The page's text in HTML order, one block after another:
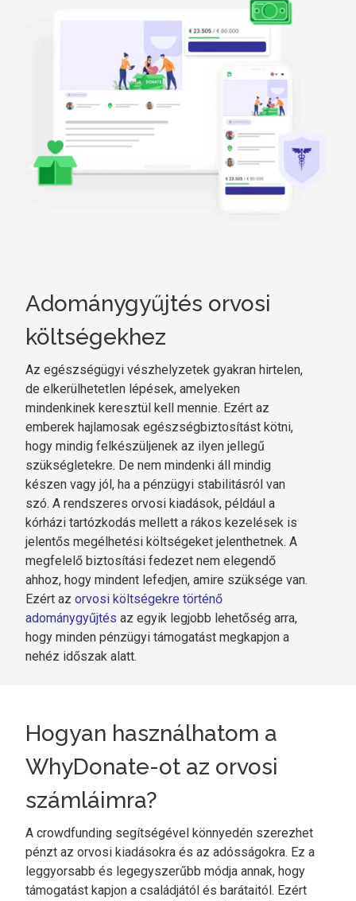
Adománygyűjtés orvosi
költségekhez
Az egészségügyi vészhelyzetek gyakran hirtelen,
de elkerülhetetlen lépések, amelyeken
mindenkinek keresztül kell mennie. Ezért az
emberek hajlamosak egészségbiztosítást kötni,
hogy mindig felkészüljenek az ilyen jellegű
szükségletekre. De nem mindenki áll mindig
készen vagy jól, ha a pénzügyi stabilitásról van
szó. A rendszeres orvosi kiadások, például a
kórházi tartózkodás mellett a rákos kezelések is
jelentős megélhetési költségeket jelenthetnek. A
megfelelő biztosítási fedezet nem elegendő
ahhoz, hogy mindent lefedjen, amire szüksége van.
Ezért az orvosi költségekre történő
adománygyűjtés az egyik legjobb lehetőség arra,
hogy minden pénzügyi támogatást megkapjon a
nehéz időszak alatt.
Hogyan használhatom a
WhyDonate-ot az orvosi
számláimra?
A crowdfunding segítségével könnyedén szerezhet
pénzt az orvosi kiadásokra és az adósságokra. Ez a
leggyorsabb és legegyszerűbb módja annak, hogy
támogatást kapjon a családjától és barátaitól. Ezért